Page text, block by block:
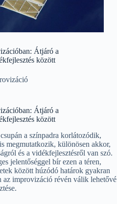
Átjáró a
között
Átjáró a
között
a színpadra korlátozódik,
megmutatkozik, különösen akkor,
és a vidékfejlesztésről van szó.
jelentőséggel bír ezen a téren,
között húzódó határok gyakran
az improvizáció révén válik lehetővé